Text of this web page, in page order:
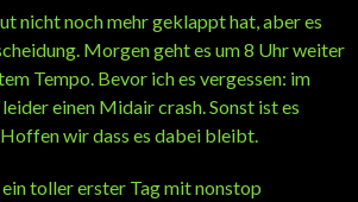
nicht noch mehr geklappt hat, aber es
Morgen geht es um 8 Uhr weiter
Tempo. Bevor ich es vergessen: im
einen Midair crash. Sonst ist es
wir dass es dabei bleibt.
toller erster Tag mit nonstop